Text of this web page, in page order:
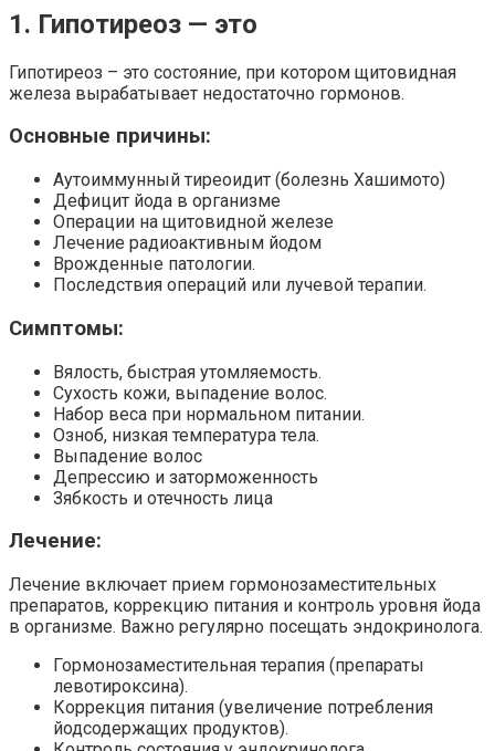
1. Гипотиреоз — это
Гипотиреоз – это состояние, при котором щитовидная
железа вырабатывает недостаточно гормонов.
Основные причины:
Аутоиммунный тиреоидит (болезнь Хашимото)
Дефицит йода в организме
Операции на щитовидной железе
Лечение радиоактивным йодом
Врожденные патологии.
Последствия операций или лучевой терапии.
Симптомы:
Вялость, быстрая утомляемость.
Сухость кожи, выпадение волос.
Набор веса при нормальном питании.
Озноб, низкая температура тела.
Выпадение волос
Депрессию и заторможенность
Зябкость и отечность лица
Лечение:
Лечение включает прием гормонозаместительных
препаратов, коррекцию питания и контроль уровня йода
в организме. Важно регулярно посещать эндокринолога.
Гормонозаместительная терапия (препараты
левотироксина).
Коррекция питания (увеличение потребления
йодсодержащих продуктов).